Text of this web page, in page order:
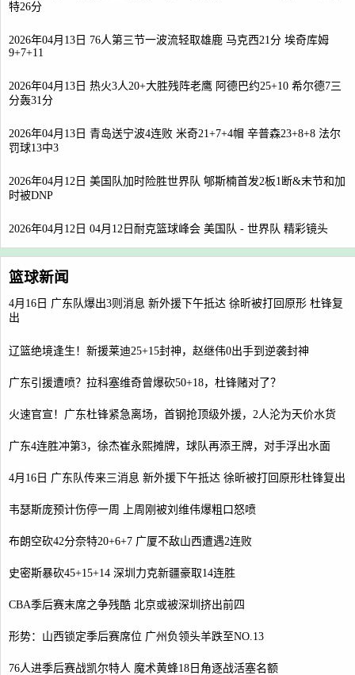
特26分
2026年04月13日 76人第三节一波流轻取雄鹿 马克西21分 埃奇库姆
9+7+11
2026年04月13日 热火3人20+大胜残阵老鹰 阿德巴约25+10 希尔德7三
分轰31分
2026年04月13日 青岛送宁波4连败 米奇21+7+4帽 辛普森23+8+8 法尔
罚球13中3
2026年04月12日 美国队加时险胜世界队 郇斯楠首发2板1断&末节和加
时被DNP
2026年04月12日 04月12日耐克篮球峰会 美国队 - 世界队 精彩镜头
篮球新闻
4月16日 广东队爆出3则消息 新外援下午抵达 徐昕被打回原形 杜锋复
出
辽篮绝境逢生！新援莱迪25+15封神，赵继伟0出手到逆袭封神
广东引援遭喷？拉科塞维奇曾爆砍50+18，杜锋赌对了？
火速官宣！广东杜锋紧急离场，首钢抢顶级外援，2人沦为天价水货
广东4连胜冲第3，徐杰崔永熙摊牌，球队再添王牌，对手浮出水面
4月16日 广东队传来三消息 新外援下午抵达 徐昕被打回原形杜锋复出
韦瑟斯庞预计伤停一周 上周刚被刘维伟爆粗口怒喷
布朗空砍42分奈特20+6+7 广厦不敌山西遭遇2连败
史密斯暴砍45+15+14 深圳力克新疆豪取14连胜
CBA季后赛末席之争残酷 北京或被深圳挤出前四
形势：山西锁定季后赛席位 广州负领头羊跌至NO.13
76人进季后赛战凯尔特人 魔术黄蜂18日角逐战活塞名额